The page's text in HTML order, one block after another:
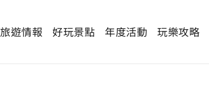
旅遊情報 好玩景點 年度活動 玩樂攻略